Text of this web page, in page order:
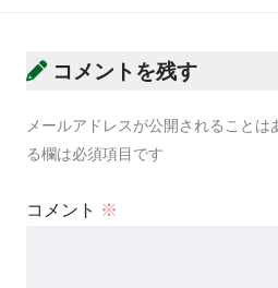
コメントを残す
メールアドレスが公開されることは
る欄は必須項目です
コメント ※